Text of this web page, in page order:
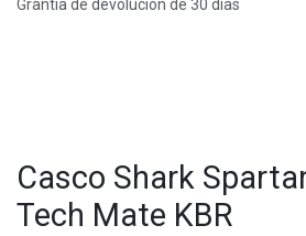
Grantía de devolución de 30 días
Casco Shark
Tech Mate KBR